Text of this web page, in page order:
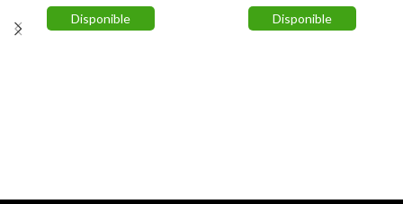
Disponible Disponible